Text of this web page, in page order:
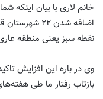
خانم لاری با بیان اینکه
نقطه سبز یعنی منطقه
وی در باره این افزایش
بازتاب رفتار ما طی